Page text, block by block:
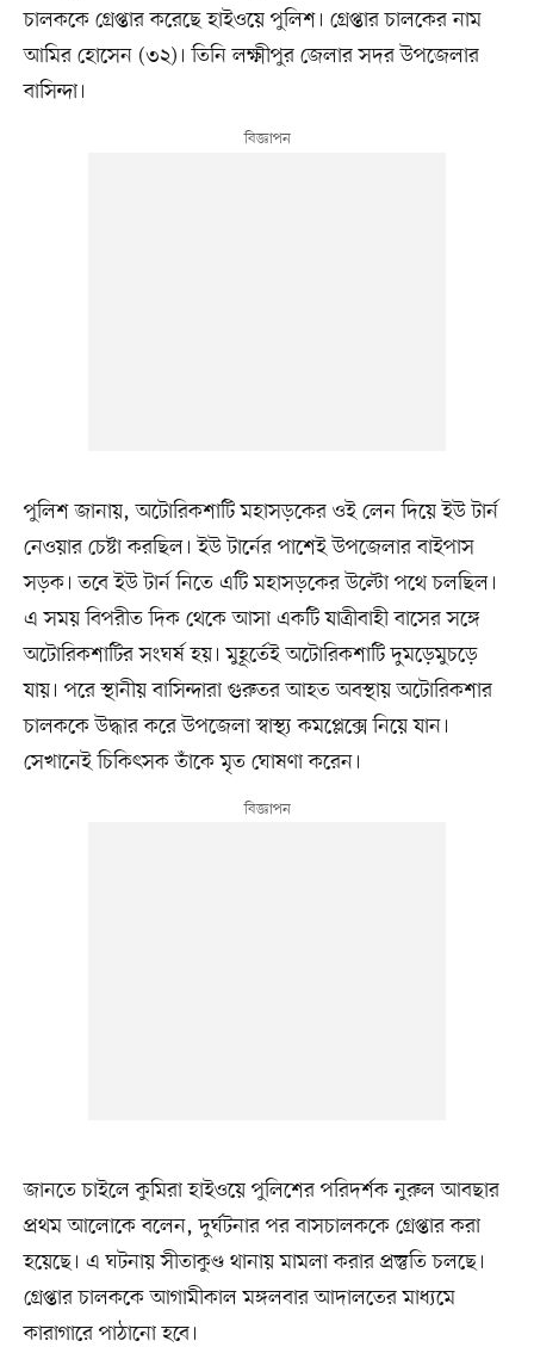
চালককে গ্রেপ্তার করেছে হাইওয়ে পুলিশ। গ্রেপ্তার চালকের নাম
আমির হোসেন (৩২)। তিনি লক্ষ্মীপুর জেলার সদর উপজেলার
বাসিন্দা।
পুলিশ জানায়, অটোরিকশাটি মহাসড়কের ওই লেন দিয়ে ইউ টার্ন
নেওয়ার চেষ্টা করছিল। ইউ টার্নের পাশেই উপজেলার বাইপাস
সড়ক। তবে ইউ টার্ন নিতে এটি মহাসড়কের উল্টো পথে চলছিল।
এ সময় বিপরীত দিক থেকে আসা একটি যাত্রীবাহী বাসের সঙ্গে
অটোরিকশাটির সংঘর্ষ হয়। মুহূর্তেই অটোরিকশাটি দুমড়েমুচড়ে
যায়। পরে স্থানীয় বাসিন্দারা গুরুতর আহত অবস্থায় অটোরিকশার
চালককে উদ্ধার করে উপজেলা স্বাস্থ্য কমপ্লেক্সে নিয়ে যান।
সেখানেই চিকিৎসক তাঁকে মৃত ঘোষণা করেন।
জানতে চাইলে কুমিরা হাইওয়ে পুলিশের পরিদর্শক নুরুল আবছার
প্রথম আলোকে বলেন, দুর্ঘটনার পর বাসচালককে গ্রেপ্তার করা
হয়েছে। এ ঘটনায় সীতাকুণ্ড থানায় মামলা করার প্রস্তুতি চলছে।
গ্রেপ্তার চালককে আগামীকাল মঙ্গলবার আদালতের মাধ্যমে
কারাগারে পাঠানো হবে।